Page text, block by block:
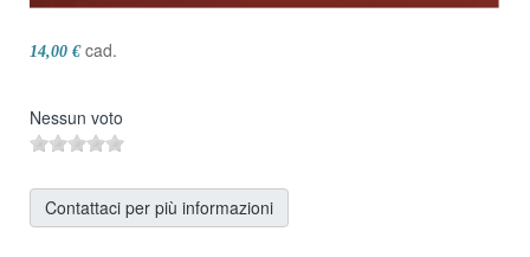
14,00 € cad.
Nessun voto
Contattaci per più informazioni